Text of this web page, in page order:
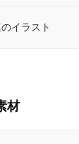
イラスト
材